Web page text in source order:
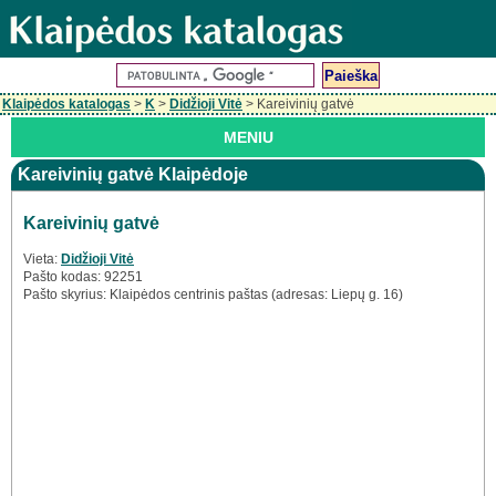
Klaipėdos katalogas > K > Didžioji Vitė > Kareivinių gatvė
MENIU
Kareivinių gatvė Klaipėdoje
Kareivinių gatvė
Vieta: Didžioji Vitė
Pašto kodas: 92251
Pašto skyrius: Klaipėdos centrinis paštas (adresas: Liepų g. 16)